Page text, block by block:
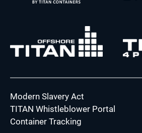
Modern Slavery Act
TITAN Whistleblower Portal
Container Tracking